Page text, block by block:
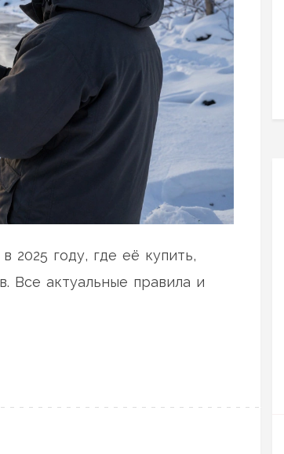
2025 году, где её купить,
Все актуальные правила и